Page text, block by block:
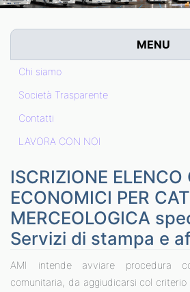
MENU
Chi siamo
Società Trasparente
Contatti
LAVORA CON NOI
ISCRIZIONE ELENCO
ECONOMICI PER
MERCEOLOGICA
Servizi di stampa e
AMI intende avviare procedura
comunitaria, da aggiudicarsi col criterio